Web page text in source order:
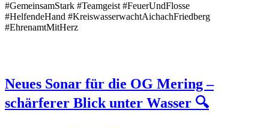
#GemeinsamStark #Teamgeist #FeuerUndFlosse
#HelfendeHand #KreiswasserwachtAichachFriedberg
#EhrenamtMitHerz
Neues Sonar für die OG Mering –
schärferer Blick unter Wasser 🔍